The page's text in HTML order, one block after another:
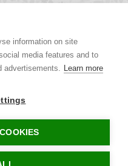
| Praha - Západ
267 750 763-5 | Mob.:
pruhonice.cz
Restaurant Prag
Pruhonice
information on site
media features and to
advertisements. Learn more